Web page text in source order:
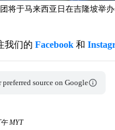
将于马来西亚日在吉隆坡举
我们的 Facebook 和
preferred source on Google
MYT